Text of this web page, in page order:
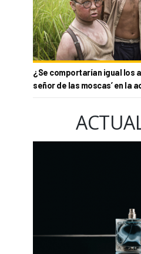
¿Se comportarían igual los
señor de las moscas’ en la